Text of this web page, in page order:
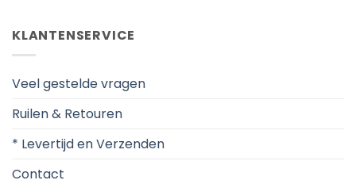
KLANTENSERVICE
Veel gestelde vragen
Ruilen & Retouren
* Levertijd en Verzenden
Contact